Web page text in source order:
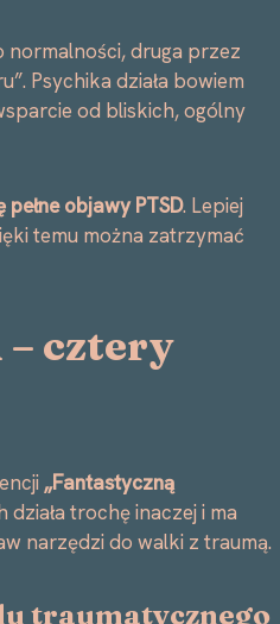
normalności, druga przez
Psychika działa bowiem
od bliskich, ogólny
objawy PTSD. Lepiej
temu można zatrzymać
– cztery
„Fantastyczną
trochę inaczej i ma
narzędzi do walki z traumą.
traumatycznego